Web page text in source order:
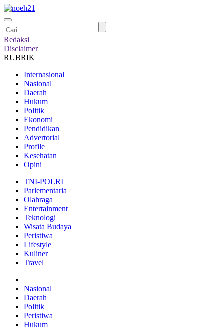
Redaksi
Disclaimer
RUBRIK
Internasional
Nasional
Daerah
Hukum
Politik
Ekonomi
Pendidikan
Advertorial
Profile
Kesehatan
Opini
TNI-POLRI
Parlementaria
Olahraga
Entertainment
Teknologi
Wisata Budaya
Peristiwa
Lifestyle
Kuliner
Travel
Nasional
Daerah
Politik
Peristiwa
Hukum